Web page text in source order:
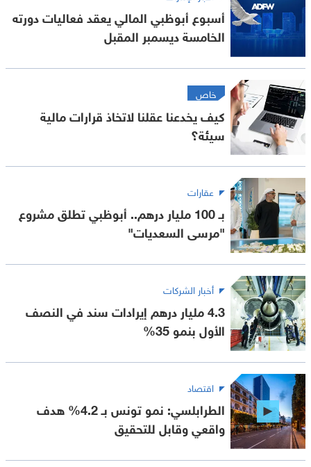
أسبوع أبوظبي المالي يعقد فعاليات دورته
الخامسة ديسمبر المقبل
خاص
كيف يخدعنا عقلنا لاتخاذ قرارات مالية
سيئة؟
عقارات
بـ 100 مليار درهم.. أبوظبي تطلق مشروع
"مرسى السعديات"
أخبار الشركات
4.3 مليار درهم إيرادات سند في النصف
الأول بنمو 35%
اقتصاد
الطرابلسي: نمو تونس بـ 4.2% هدف
واقعي وقابل للتحقيق